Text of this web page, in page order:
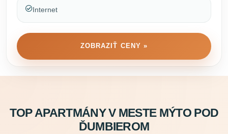
Internet
ZOBRAZIŤ CENY »
TOP APARTMÁNY V MESTE MÝTO POD
ĎUMBIEROM